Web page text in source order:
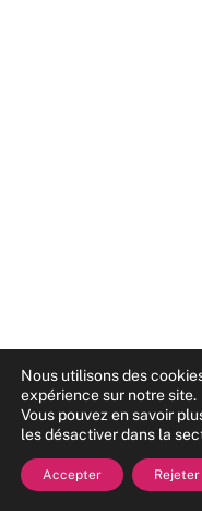
Nous utilisons des
expérience sur notre site.
Vous pouvez en savoir
les désactiver dans la
Accepter Rejeter